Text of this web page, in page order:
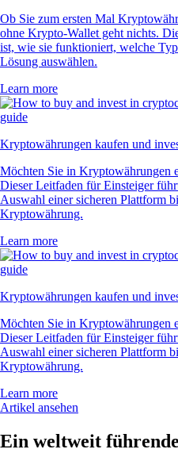
Ob Sie zum ersten Mal
ohne Krypto-Wallet geht nichts.
ist, wie sie funktioniert, welche
Lösung auswählen.
Learn more
Kryptowährungen kaufen und
Möchten Sie in Kryptowährungen
Dieser Leitfaden für Einsteiger
Auswahl einer sicheren Plattform
Kryptowährung.
Learn more
Kryptowährungen kaufen und
Möchten Sie in Kryptowährungen
Dieser Leitfaden für Einsteiger
Auswahl einer sicheren Plattform
Kryptowährung.
Learn more
Artikel ansehen
Ein weltweit